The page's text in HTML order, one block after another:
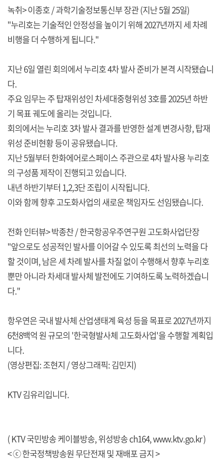
녹취> 이종호 / 과학기술정보통신부 장관 (지난 5월 25일)
"누리호는 기술적인 안정성을 높이기 위해 2027년까지 세 차례
비행을 더 수행하게 됩니다."
지난 6일 열린 회의에서 누리호 4차 발사 준비가 본격 시작됐습니
다.
주요 임무는 주 탑재위성인 차세대중형위성 3호를 2025년 하반
기 목표 궤도에 올리는 것입니다.
회의에서는 누리호 3차 발사 결과를 반영한 설계 변경사항, 탑재
위성 준비현황 등이 공유됐습니다.
지난 5월부터 한화에어로스페이스 주관으로 4차 발사용 누리호
의 구성품 제작이 진행되고 있습니다.
내년 하반기부터 1,2,3단 조립이 시작됩니다.
이와 함께 향후 고도화사업의 새로운 책임자도 선임됐습니다.
전화 인터뷰> 박종찬 / 한국항공우주연구원 고도화사업단장
"앞으로도 성공적인 발사를 이어갈 수 있도록 최선의 노력을 다
할 것이며, 남은 세 차례 발사를 차질 없이 수행해서 향후 누리호
뿐만 아니라 차세대 발사체 발전에도 기여하도록 노력하겠습니
다."
항우연은 국내 발사체 산업생태계 육성 등을 목표로 2027년까지
6천8백억 원 규모의 '한국형발사체 고도화사업'을 수행할 계획입
니다.
(영상편집: 조현지 / 영상그래픽: 김민지)
KTV 김유리입니다.
( KTV 국민방송 케이블방송, 위성방송 ch164,www.ktv.go.kr)
< ⓒ 한국정책방송원 무단전재 및 재배포 금지 >